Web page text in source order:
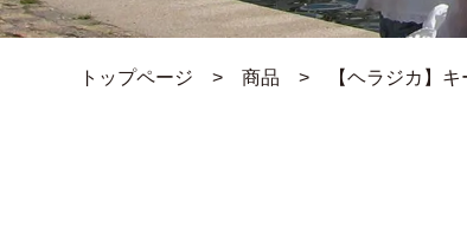
トップページ >商品 > 【ヘラジカ】